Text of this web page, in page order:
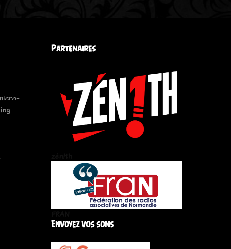
Partenaires
Envoyez vos sons